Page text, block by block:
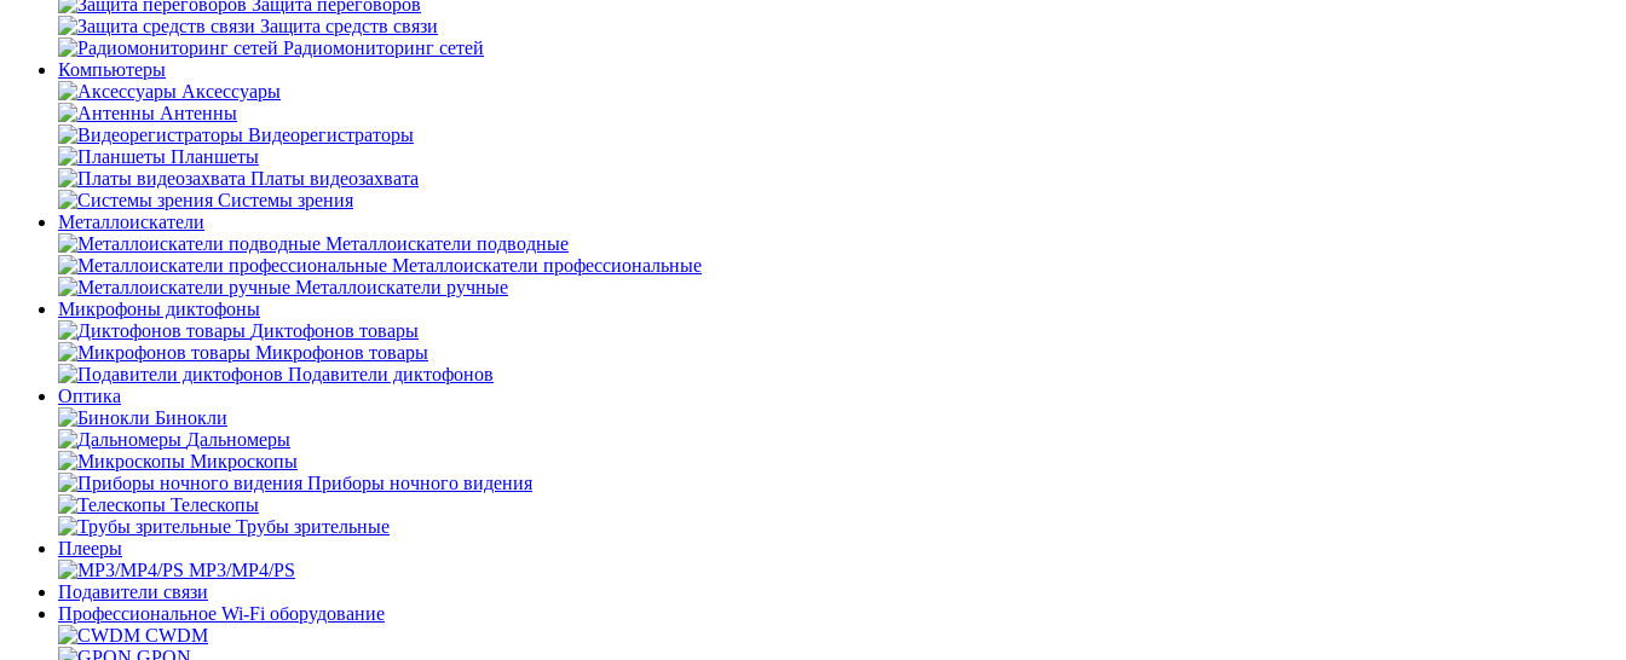
Защита переговоров
Защита средств связи
Радиомониторинг сетей
Компьютеры
Аксессуары
Антенны
Видеорегистраторы
Планшеты
Платы видеозахвата
Системы зрения
Металлоискатели
Металлоискатели подводные
Металлоискатели профессиональные
Металлоискатели ручные
Микрофоны диктофоны
Диктофонов товары
Микрофонов товары
Подавители диктофонов
Оптика
Бинокли
Дальномеры
Микроскопы
Приборы ночного видения
Телескопы
Трубы зрительные
Плееры
MP3/MP4/PS
Подавители связи
Профессиональное Wi-Fi оборудование
CWDM